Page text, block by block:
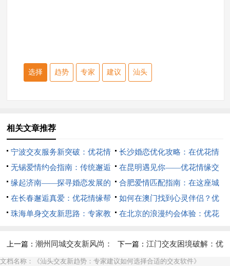
选择 趋势 专家 建议 汕头
相关文章推荐
宁波交友服务新突破：优花情
缘引领社交新潮流
长沙婚恋优化攻略：在优花情
缘找到你的幸福密码
无锡爱情约会指南：传统邂逅
与现代交友的完美融合
在昆明遇见你——优花情缘交
友活动体验分享
缘起济南——探寻婚恋发展的
新契机
合肥爱情匹配指南：在这座城
市找到你的TA！
在长春邂逅真爱：优花情缘帮
助小李重拾爱情信心
如何在澳门找到心灵伴侣？优
花情缘为你指明方向
珠海单身交友新思路：专家教
在北京的浪漫约会体验：优花
上一篇：潮州同城交友新风尚：
优花情缘点燃城市恋爱热潮
下一篇： 江门交友困境破解：优
花情缘APP带来全新社交体验
文档名称：《汕头交友新趋势：专家建议如何选择合适的交友软件》